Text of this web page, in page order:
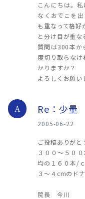
こんにちは。
なくおでこを
も重なって格好
と分け目が重な
質問は300本か
度切り取らな
かりますか？
よろしくお願い
A Re：少量
2005-06-22
ご投稿ありがと
３００～５０
均の１６０本/
３～４cmのド
院長 今川